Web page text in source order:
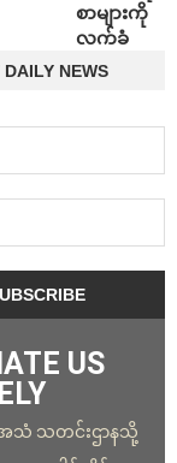
စာများကို
လက်ခံ
DAILY NEWS
US
သံ သတင်းဌာနသို့